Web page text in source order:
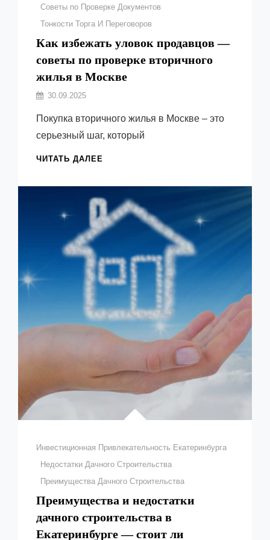
Советы по Проверке Документов
Тонкости Торга И Переговоров
Как избежать уловок продавцов —
советы по проверке вторичного
жилья в Москве
Автор:
Виктор
30.09.2025
Покупка вторичного жилья в Москве – это
серьезный шаг, который
ЧИТАТЬ ДАЛЕЕ
ПРОДАВЦОВ
—
СОВЕТЫ
ПО
ВТОРИЧНОГО
ЖИЛЬЯ
В
МОСКВЕ
Рубрики
Инвестиционная Привлекательность Екатеринбурга
Недостатки Дачного Строительства
Преимущества Дачного Строительства
Преимущества и недостатки
дачного строительства в
Екатеринбурге — стоит ли